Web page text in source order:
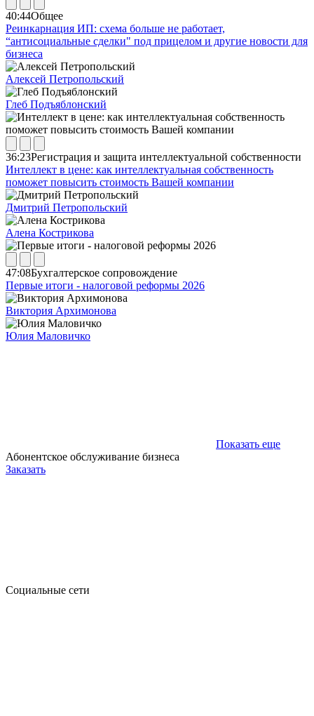
40:44Общее
Реинкарнация ИП: схема больше не работает,
“антисоциальные сделки" под прицелом и другие новости для
бизнеса
Алексей Петропольский
Глеб Подъяблонский
36:23Регистрация и защита интеллектуальной собственности
Интеллект в цене: как интеллектуальная собственность
поможет повысить стоимость Вашей компании
Дмитрий Петропольский
Алена Кострикова
47:08Бухгалтерское сопровождение
Первые итоги - налоговой реформы 2026
Виктория Архимонова
Юлия Маловичко
Показать еще
Абонентское обслуживание бизнеса
Заказать
Социальные сети